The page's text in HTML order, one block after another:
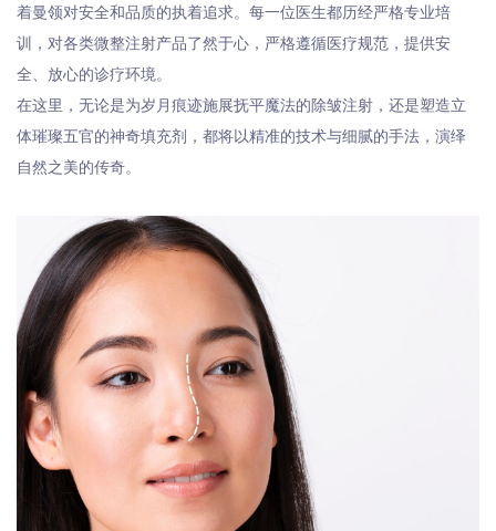
着曼领对安全和品质的执着追求。每一位医生都历经严格专业培
训，对各类微整注射产品了然于心，严格遵循医疗规范，提供安
全、放心的诊疗环境。
在这里，无论是为岁月痕迹施展抚平魔法的除皱注射，还是塑造立
体璀璨五官的神奇填充剂，都将以精准的技术与细腻的手法，演绎
自然之美的传奇。